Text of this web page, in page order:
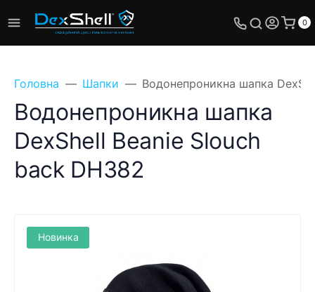
0
Головна Шапки Водонепроникна шапка
Водонепроникна шапка
DexShell Beanie Slouch
back DH382
Новинка
Поставте своє
питання, ми